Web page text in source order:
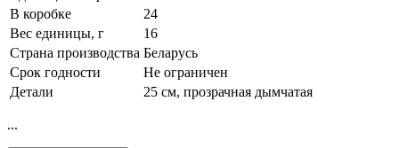
В коробке
24
Вес единицы, г
16
Страна производства Беларусь
Срок годности
Не ограничен
Детали
25 см, прозрачная дымчатая
...